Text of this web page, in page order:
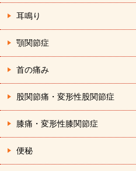
耳鳴り
顎関節症
首の痛み
股関節痛・変形性股関節症
膝痛・変形性膝関節症
便秘